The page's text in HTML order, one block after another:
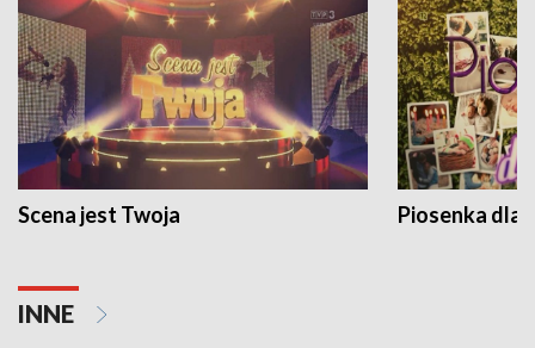
Scena jest Twoja Piosenka dla
INNE